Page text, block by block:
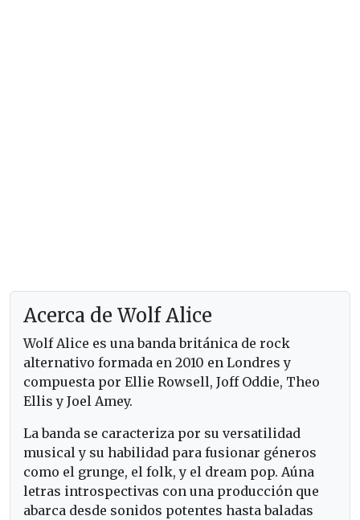
Acerca de Wolf Alice
Wolf Alice es una banda británica de rock
alternativo formada en 2010 en Londres y
compuesta por Ellie Rowsell, Joff Oddie, Theo
Ellis y Joel Amey.
La banda se caracteriza por su versatilidad
musical y su habilidad para fusionar géneros
como el grunge, el folk, y el dream pop. Aúna
letras introspectivas con una producción que
abarca desde sonidos potentes hasta baladas